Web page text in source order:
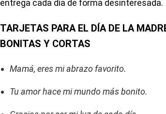
entrega cada día de forma desinteresada.
TARJETAS PARA EL DÍA DE LA
BONITAS Y CORTAS
Mamá, eres mi abrazo favorito.
Tu amor hace mi mundo más bonito.